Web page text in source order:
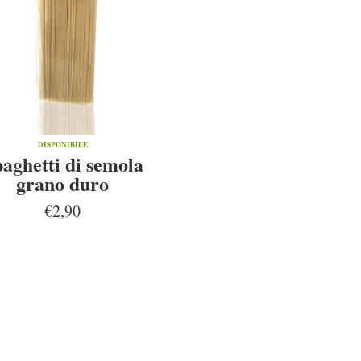
DISPONIBILE
di semola
grano duro
€2,90